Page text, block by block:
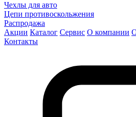
Чехлы для авто
Цепи противоскольжения
Распродажа
Акции Каталог Сервис О компании
Контакты